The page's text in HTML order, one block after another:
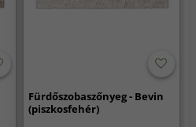
Fürdőszobaszőnyeg - Bevin
(piszkosfehér)